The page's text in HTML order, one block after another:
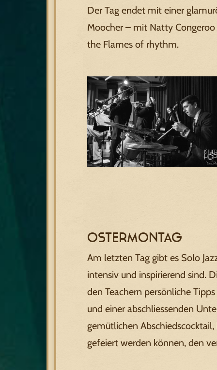
Der Tag endet mit einer
Moocher – mit Natty Congeroo
the Flames of rhythm.
Ostermontag
Am letzten Tag gibt es Solo
intensiv und inspirierend sind.
den Teachern persönliche
und einer abschliessenden
gemütlichen
gefeiert werden können, den